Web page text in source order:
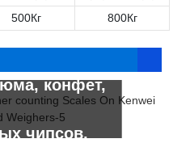
500Кг 800Кг
для
семян,
конфет,
чипсов,